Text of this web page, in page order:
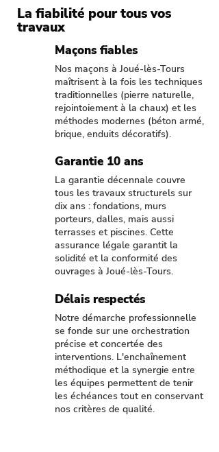
La fiabilité pour tous vos
travaux
Maçons fiables
Nos maçons à Joué-lès-Tours
maîtrisent à la fois les techniques
traditionnelles (pierre naturelle,
rejointoiement à la chaux) et les
méthodes modernes (béton armé,
brique, enduits décoratifs).
Garantie 10 ans
La garantie décennale couvre
tous les travaux structurels sur
dix ans : fondations, murs
porteurs, dalles, mais aussi
terrasses et piscines. Cette
assurance légale garantit la
solidité et la conformité des
ouvrages à Joué-lès-Tours.
Délais respectés
Notre démarche professionnelle
se fonde sur une orchestration
précise et concertée des
interventions. L'enchaînement
méthodique et la synergie entre
les équipes permettent de tenir
les échéances tout en conservant
nos critères de qualité.